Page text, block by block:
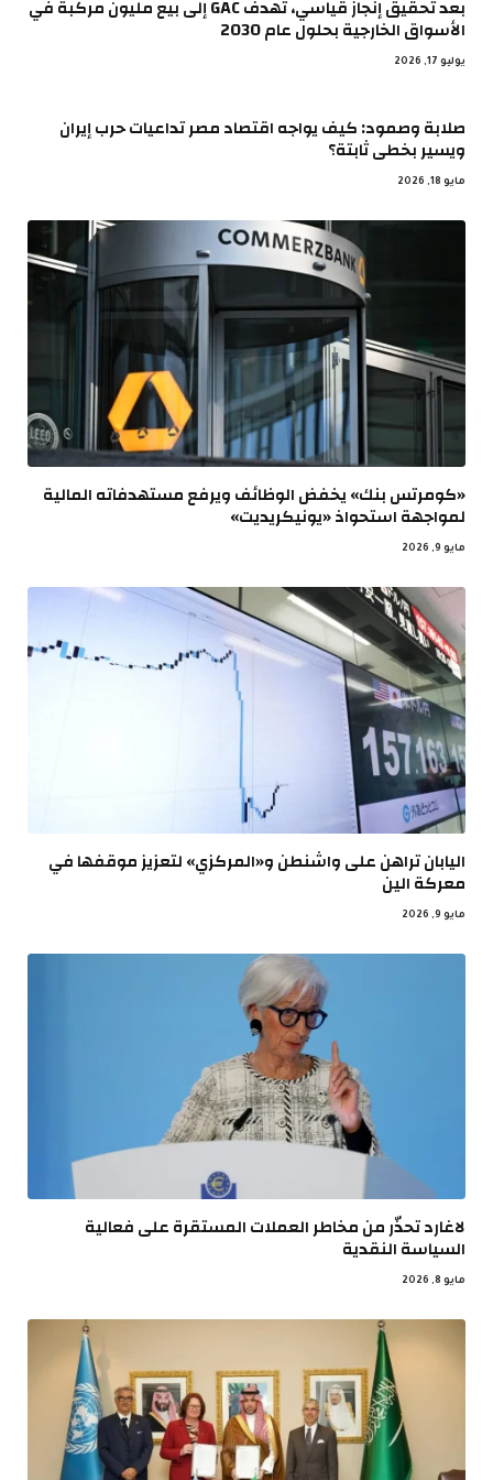
بعد تحقيق إنجاز قياسي، تهدف GAC إلى بيع مليون مركبة في
الأسواق الخارجية بحلول عام 2030
يوليو 17, 2026
صلابة وصمود: كيف يواجه اقتصاد مصر تداعيات حرب إيران
ويسير بخطى ثابتة؟
مايو 18, 2026
«كومرتس بنك» يخفض الوظائف ويرفع مستهدفاته المالية
لمواجهة استحواذ «يونيكريديت»
مايو 9, 2026
اليابان تراهن على واشنطن و«المركزي» لتعزيز موقفها في
معركة الين
مايو 9, 2026
لاغارد تحذّر من مخاطر العملات المستقرة على فعالية
السياسة النقدية
مايو 8, 2026